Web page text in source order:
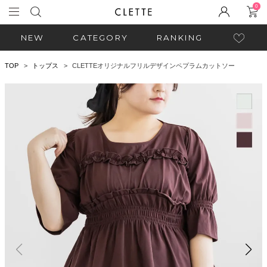
0
NEW CATEGORY RANKING
TOP トップス CLETTEオリジナルフリルデザインペプラムカットソー